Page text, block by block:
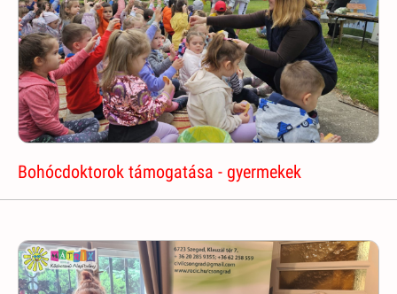
Bohócdoktorok támogatása - gyermekek